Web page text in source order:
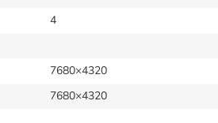
4
7680×4320
7680×4320